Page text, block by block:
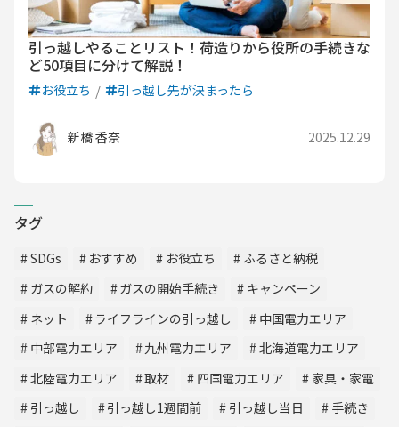
引っ越しやることリスト！荷造りから役所の手続きな
ど50項目に分けて解説！
お役立ち 引っ越し先が決まったら
新橋 香奈 2025.12.29
タグ
SDGs おすすめ お役立ち
ふるさと納税
ガスの解約
ガスの開始手続き
キャンペーン
ネット
ライフラインの引っ越し
中国電力エリア
中部電力エリア
九州電力エリア
北海道電力エリア
北陸電力エリア
取材 四国電力エリア
家具・家電
引っ越し
引っ越し1週間前 引っ越し当日
手続き